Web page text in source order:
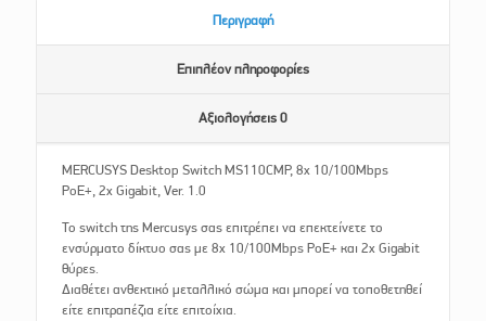
Περιγραφή
Επιπλέον πληροφορίες
Αξιολογήσεις 0
MERCUSYS Desktop Switch MS110CMP, 8x 10/100Mbps
PoE+, 2x Gigabit, Ver. 1.0
Το switch της Mercusys σας επιτρέπει να επεκτείνετε το
ενσύρματο δίκτυο σας με 8x 10/100Mbps PoE+ και 2x Gigabit
θύρες.
Διαθέτει ανθεκτικό μεταλλικό σώμα και μπορεί να τοποθετηθεί
είτε επιτραπέζια είτε επιτοίχια.